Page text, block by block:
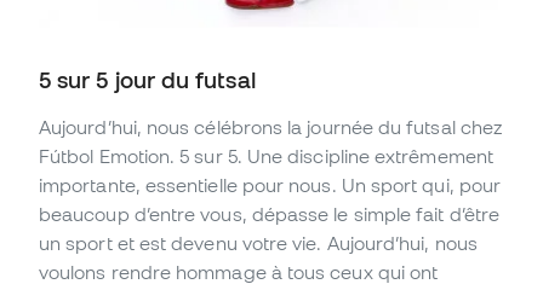
5 sur 5 jour du futsal
Aujourd’hui, nous célébrons la journée du futsal chez
Fútbol Emotion. 5 sur 5. Une discipline extrêmement
importante, essentielle pour nous. Un sport qui, pour
beaucoup d’entre vous, dépasse le simple fait d’être
un sport et est devenu votre vie. Aujourd’hui, nous
voulons rendre hommage à tous ceux qui ont